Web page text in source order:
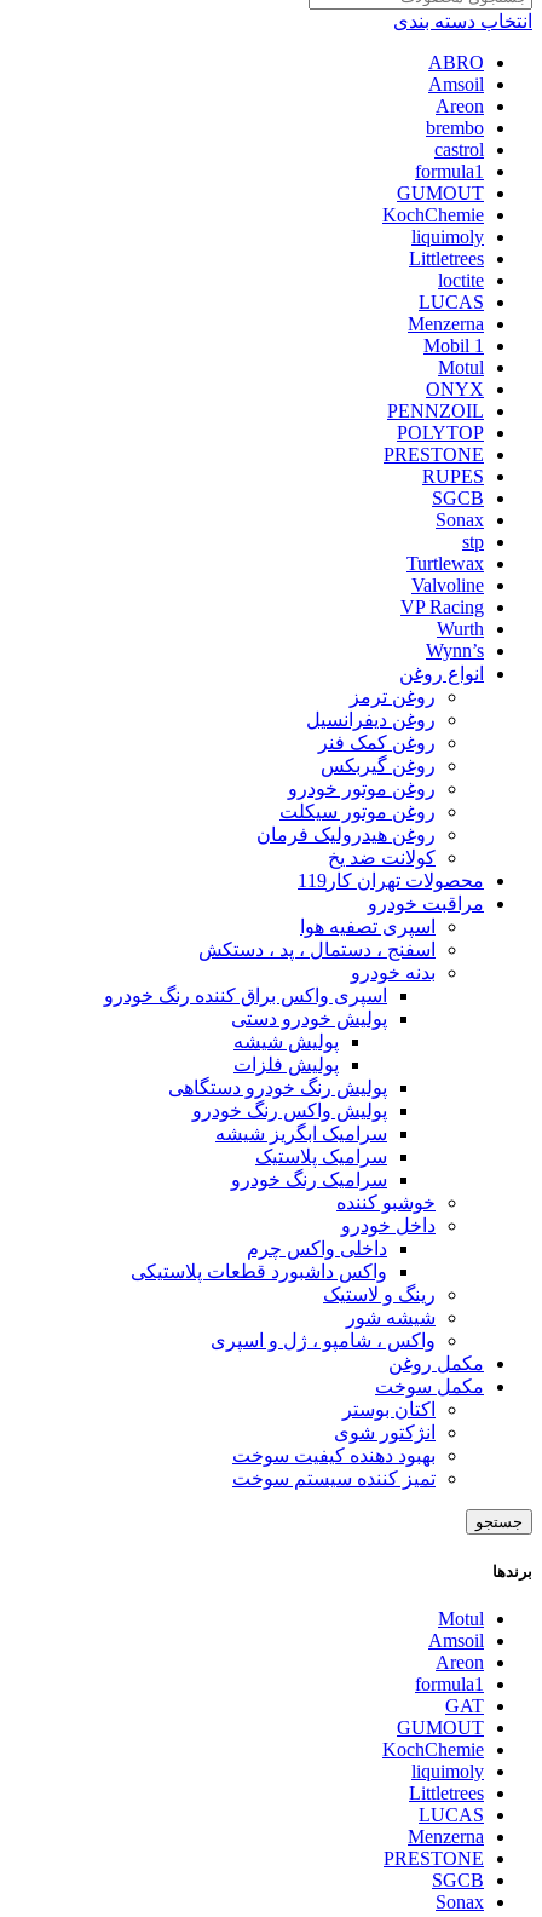
انتخاب دسته بندی
ABRO
Amsoil
Areon
brembo
castrol
formula1
GUMOUT
KochChemie
liquimoly
Littletrees
loctite
LUCAS
Menzerna
Mobil 1
Motul
ONYX
PENNZOIL
POLYTOP
PRESTONE
RUPES
SGCB
Sonax
stp
Turtlewax
Valvoline
VP Racing
Wurth
Wynn’s
انواع روغن
روغن ترمز
روغن دیفرانسیل
روغن کمک فنر
روغن گیربکس
روغن موتور خودرو
روغن موتور سیکلت
روغن هیدرولیک فرمان
کولانت ضد یخ
محصولات تهران کار119
مراقبت خودرو
اسپری تصفیه هوا
اسفنج ، دستمال ، پد ، دستکش
بدنه خودرو
اسپری واکس براق کننده رنگ خودرو
پولیش خودرو دستی
پولیش شیشه
پولیش فلزات
پولیش رنگ خودرو دستگاهی
پولیش واکس رنگ خودرو
سرامیک ابگریز شیشه
سرامیک پلاستیک
سرامیک رنگ خودرو
خوشبو کننده
داخل خودرو
داخلی واکس چرم
واکس داشبورد قطعات پلاستیکی
رینگ و لاستیک
شیشه شور
واکس ، شامپو ، ژل و اسپری
مکمل روغن
مکمل سوخت
اکتان بوستر
انژکتور شوی
بهبود دهنده کیفیت سوخت
تمیز کننده سیستم سوخت
جستجو
برندها
Motul
Amsoil
Areon
formula1
GAT
GUMOUT
KochChemie
liquimoly
Littletrees
LUCAS
Menzerna
PRESTONE
SGCB
Sonax